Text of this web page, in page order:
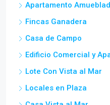
Apartamento
Fincas Ganadera
Casa de Campo
Edificio Comercial y
Lote Con Vista al Mar
Locales en Plaza